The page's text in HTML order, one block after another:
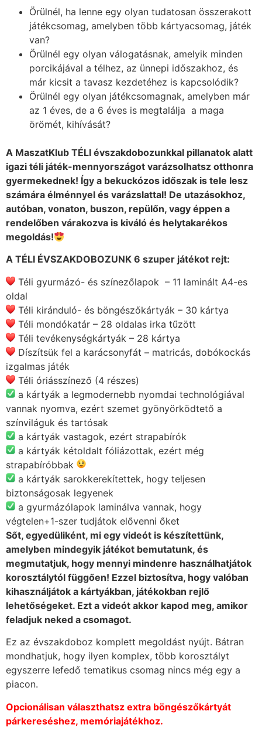
alapján
Örülnél, ha lenne egy olyan tudatosan összerakott
játékcsomag, amelyben több kártyacsomag, játék
van?
Örülnél egy olyan válogatásnak, amelyik minden
porcikájával a télhez, az ünnepi időszakhoz, és
már kicsit a tavasz kezdetéhez is kapcsolódik?
Örülnél egy olyan játékcsomagnak, amelyben már
az 1 éves, de a 6 éves is megtalálja a maga
örömét, kihívását?
A MaszatKlub TÉLI évszakdobozunkkal pillanatok alatt
igazi téli játék-mennyországot varázsolhatsz otthonra
gyermekednek! Így a bekuckózos időszak is tele lesz
számára élménnyel és varázslattal! De utazásokhoz,
autóban, vonaton, buszon, repülőn, vagy éppen a
rendelőben várakozva is kiváló és helytakarékos
megoldás!
A TÉLI ÉVSZAKDOBOZUNK 6 szuper játékot rejt:
Téli gyurmázó- és színezőlapok – 11 laminált A4-es
oldal
Téli kiránduló- és böngészőkártyák – 30 kártya
Téli mondókatár – 28 oldalas irka tűzött
Téli tevékenységkártyák – 28 kártya
Díszítsük fel a karácsonyfát – matricás, dobókockás
izgalmas játék
Téli óriásszínező (4 részes)
a kártyák a legmodernebb nyomdai technológiával
vannak nyomva, ezért szemet gyönyörködtető a
színviláguk és tartósak
a kártyák vastagok, ezért strapabírók
a kártyák kétoldalt fóliázottak, ezért még
strapabíróbbak
a kártyák sarokkerekítettek, hogy teljesen
biztonságosak legyenek
a gyurmázólapok laminálva vannak, hogy
végtelen+1-szer tudjátok elővenni őket
Sőt, egyedüliként, mi egy videót is készítettünk,
amelyben mindegyik játékot bemutatunk, és
megmutatjuk, hogy mennyi mindenre használhatjátok
korosztálytól függően! Ezzel biztosítva, hogy valóban
kihasználjátok a kártyákban, játékokban rejlő
lehetőségeket. Ezt a videót akkor kapod meg, amikor
feladjuk neked a csomagot.
Ez az évszakdoboz komplett megoldást nyújt. Bátran
mondhatjuk, hogy ilyen komplex, több korosztályt
egyszerre lefedő tematikus csomag nincs még egy a
piacon.
Opcionálisan választhatsz extra böngészőkártyát
párkereséshez, memóriajátékhoz.